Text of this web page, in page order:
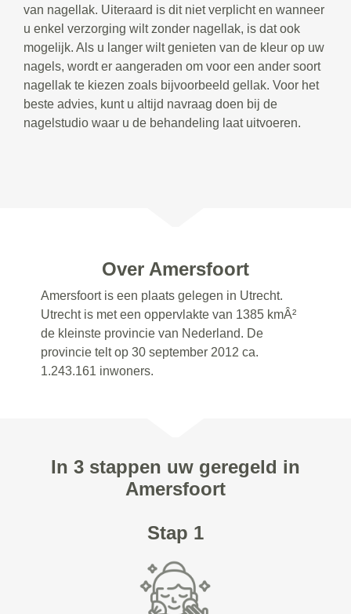
van nagellak. Uiteraard is dit niet verplicht en wanneer
u enkel verzorging wilt zonder nagellak, is dat ook
mogelijk. Als u langer wilt genieten van de kleur op uw
nagels, wordt er aangeraden om voor een ander soort
nagellak te kiezen zoals bijvoorbeeld gellak. Voor het
beste advies, kunt u altijd navraag doen bij de
nagelstudio waar u de behandeling laat uitvoeren.
Over Amersfoort
Amersfoort is een plaats gelegen in Utrecht.
Utrecht is met een oppervlakte van 1385 kmÂ²
de kleinste provincie van Nederland. De
provincie telt op 30 september 2012 ca.
1.243.161 inwoners.
In 3 stappen uw geregeld in
Amersfoort
Stap 1